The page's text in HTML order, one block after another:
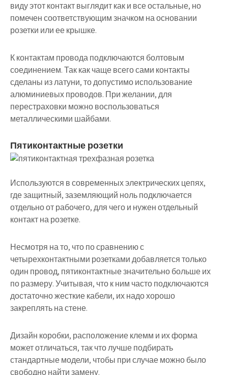
виду этот контакт выглядит как и все остальные, но
помечен соответствующим значком на основании
розетки или ее крышке.
К контактам провода подключаются болтовым
соединением. Так как чаще всего сами контакты
сделаны из латуни, то допустимо использование
алюминиевых проводов. При желании, для
перестраховки можно воспользоваться
металлическими шайбами.
Пятиконтактные розетки
Используются в современных электрических цепях,
где защитный, заземляющий ноль подключается
отдельно от рабочего, для чего и нужен отдельный
контакт на розетке.
Несмотря на то, что по сравнению с
четырехконтактными розетками добавляется только
один провод, пятиконтактные значительно больше их
по размеру. Учитывая, что к ним часто подключаются
достаточно жесткие кабели, их надо хорошо
закреплять на стене.
Дизайн коробки, расположение клемм и их форма
может отличаться, так что лучше подбирать
стандартные модели, чтобы при случае можно было
свободно найти замену.